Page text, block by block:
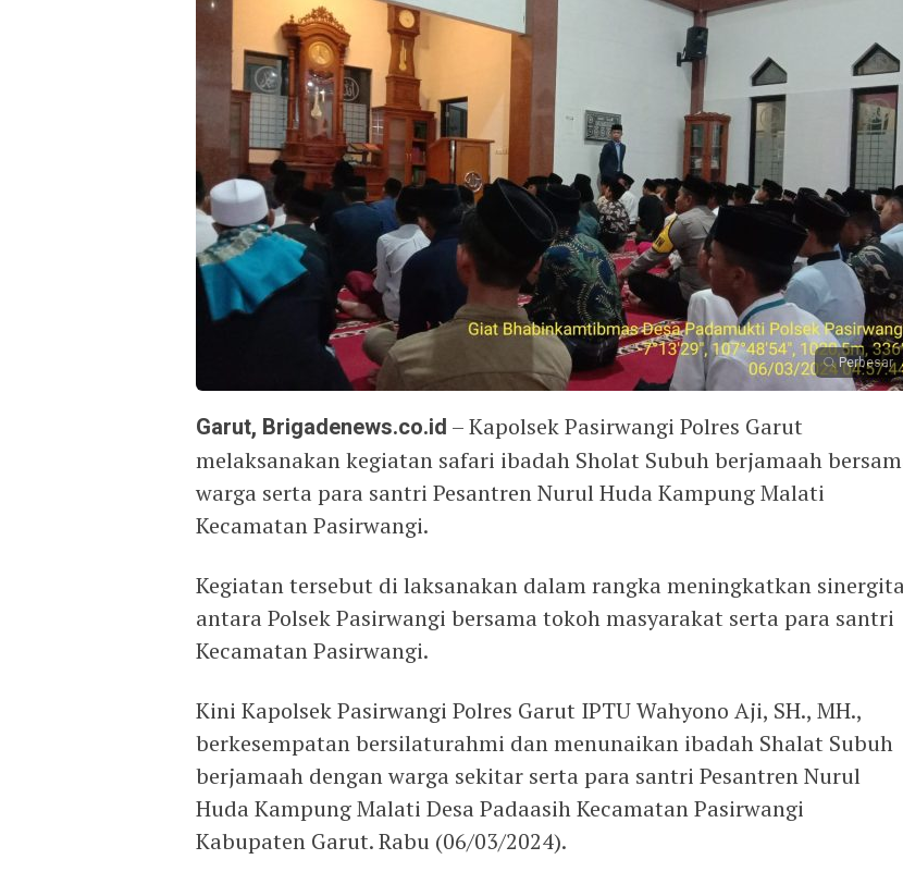
Perbesar
Garut, Brigadenews.co.id – Kapolsek Pasirwangi Polres Garut
melaksanakan kegiatan safari ibadah Sholat Subuh berjamaah
warga serta para santri Pesantren Nurul Huda Kampung Malati
Kecamatan Pasirwangi.
Kegiatan tersebut di laksanakan dalam rangka meningkatkan
antara Polsek Pasirwangi bersama tokoh masyarakat serta para santri
Kecamatan Pasirwangi.
Kini Kapolsek Pasirwangi Polres Garut IPTU Wahyono Aji, SH., MH.,
berkesempatan bersilaturahmi dan menunaikan ibadah Shalat Subuh
berjamaah dengan warga sekitar serta para santri Pesantren Nurul
Huda Kampung Malati Desa Padaasih Kecamatan Pasirwangi
Kabupaten Garut. Rabu (06/03/2024).